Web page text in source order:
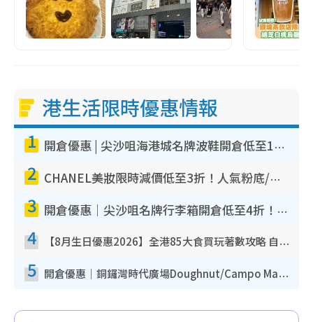
港生活限時優惠情報
1 開倉優惠 | 尖沙咀海港城名牌波鞋開倉低至1折！On鞋$899起／Joy&Peace鞋履$98起
2 CHANEL美妝限時減價低至3折！人氣粉底/唇膏/精華液低至$275！COCO香水都有平
3 開倉優惠｜尖沙咀名牌行李箱開倉低至4折！一連5日 American Tourister/ace./Hallmark $200起！
4 【8月生日優惠2026】全港85大食買玩著數攻略 自助餐/火鍋放題同行免費＋誠品/DONKI送現金券
5 開倉優惠｜銅鑼灣時代廣場Doughnut/Campo Marzio開倉低至1折！背囊、書包、手袋劈價$200起